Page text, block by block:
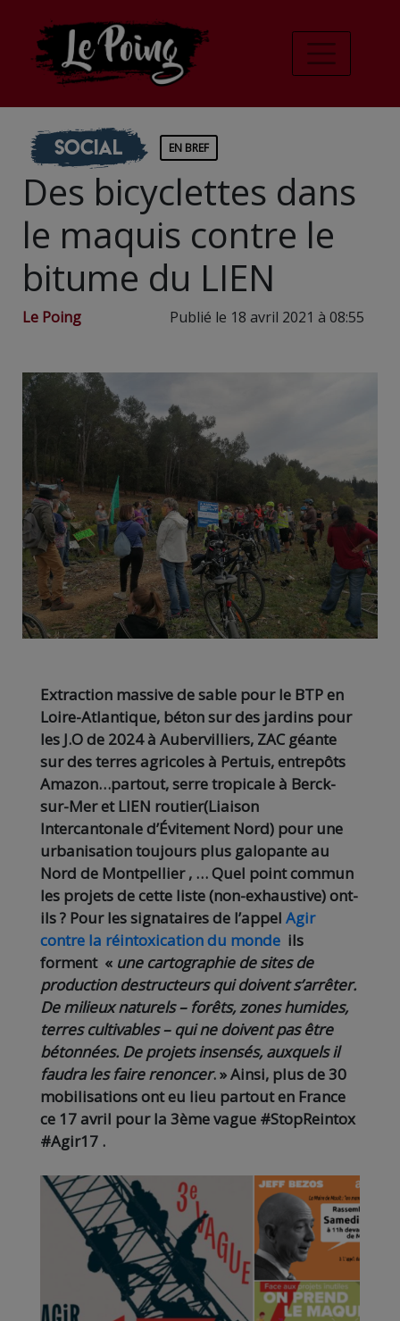
Social EN BREF
Des bicyclettes dans
le maquis contre le
bitume du LIEN
Le Poing Publié le 18 avril 2021 à 08:55
Extraction massive de sable pour le BTP en
Loire-Atlantique, béton sur des jardins pour
les J.O de 2024 à Aubervilliers, ZAC géante
sur des terres agricoles à Pertuis, entrepôts
Amazon…partout, serre tropicale à Berck-
sur-Mer et LIEN routier(Liaison
Intercantonale d’Évitement Nord) pour une
urbanisation toujours plus galopante au
Nord de Montpellier , … Quel point commun
les projets de cette liste (non-exhaustive) ont-
ils ? Pour les signataires de l’appel Agir
contre la réintoxication du monde ils
forment « une cartographie de sites de
production destructeurs qui doivent s’arrêter.
De milieux naturels – forêts, zones humides,
terres cultivables – qui ne doivent pas être
bétonnées. De projets insensés, auxquels il
faudra les faire renoncer. » Ainsi, plus de 30
mobilisations ont eu lieu partout en France
ce 17 avril pour la 3ème vague #StopReintox
#Agir17 .